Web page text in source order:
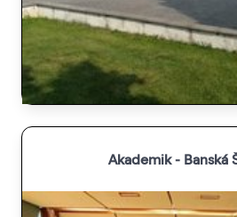
Akademik - Banská